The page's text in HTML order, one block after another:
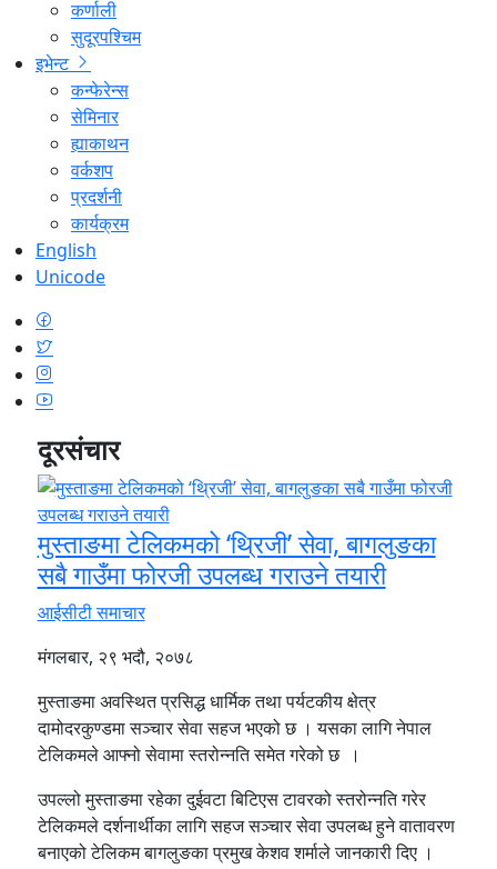
कर्णाली
सुदूरपश्चिम
इभेन्ट
कन्फेरेन्स
सेमिनार
ह्याकाथन
वर्कशप
प्रदर्शनी
कार्यक्रम
English
Unicode
दूरसंचार
मुस्ताङमा टेलिकमको ‘थ्रिजी’ सेवा, बागलुङका
सबै गाउँमा फोरजी उपलब्ध गराउने तयारी
आईसीटी समाचार
मंगलबार, २९ भदौ, २०७८
मुस्ताङमा अवस्थित प्रसिद्ध धार्मिक तथा पर्यटकीय क्षेत्र
दामोदरकुण्डमा सञ्चार सेवा सहज भएको छ । यसका लागि नेपाल
टेलिकमले आफ्नो सेवामा स्तरोन्नति समेत गरेको छ ।
उपल्लो मुस्ताङमा रहेका दुईवटा बिटिएस टावरको स्तरोन्नति गरेर
टेलिकमले दर्शनार्थीका लागि सहज सञ्चार सेवा उपलब्ध हुने वातावरण
बनाएको टेलिकम बागलुङका प्रमुख केशव शर्माले जानकारी दिए ।